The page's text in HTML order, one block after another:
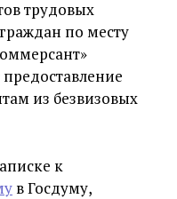
трудовых
по месту
предоставление
из безвизовых
к
в Госдуму,